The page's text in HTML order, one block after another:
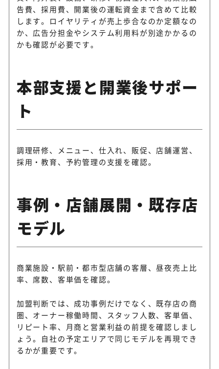
告費、採用費、開業後の運転資金まで含めて比較
します。ロイヤリティが売上歩合なのか定額なの
か、広告分担金やシステム利用料が別途かかるの
かも確認が必要です。
本部支援と開業後サポー
ト
調理研修、メニュー、仕入れ、販促、店舗運営、
採用・教育、予約管理の支援を確認。
事例・店舗展開・既存店
モデル
商業施設・駅前・都市型店舗の客層、昼夜売上比
率、席数、客単価を確認。
加盟判断では、成功事例だけでなく、既存店の商
圏、オーナー稼働時間、スタッフ人数、客単価、
リピート率、月商と営業利益の前提を確認しまし
ょう。自社の予定エリアで同じモデルを再現でき
るかが重要です。